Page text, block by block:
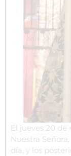
El jueves 20
Nuestra
día, y los